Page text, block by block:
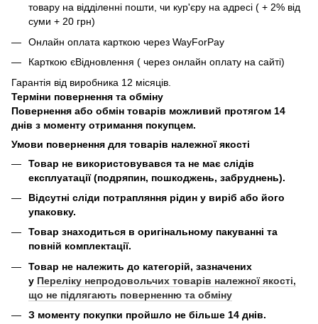
товару на відділенні пошти, чи кур'єру на адресі ( + 2% від
суми + 20 грн)
Онлайн оплата карткою через WayForPay
Карткою єВідновлення ( через онлайн оплату на сайті)
Гарантія від виробника 12 місяців.
Терміни повернення та обміну
Повернення або обмін товарів можливий протягом 14
днів з моменту отримання покупцем.
Умови повернення для товарів належної якості
Товар не використовувався та не має слідів
експлуатації (подряпин, пошкоджень, забруднень).
Відсутні сліди потрапляння рідин у виріб або його
упаковку.
Товар знаходиться в оригінальному пакуванні та
повній комплектації.
Товар не належить до категорій, зазначених
у Переліку непродовольчих товарів належної якості,
що не підлягають поверненню та обміну
З моменту покупки пройшло не більше 14 днів.